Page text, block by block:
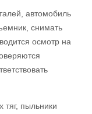
автомобиль
снимать
осмотр на
пыльники